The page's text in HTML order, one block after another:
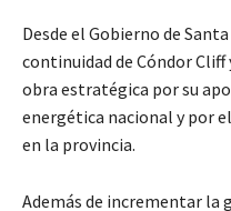
Desde el Gobierno de
continuidad de Cóndor
obra estratégica por su
energética nacional y por
en la provincia.
Además de incrementar la